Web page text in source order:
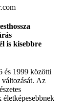
is kisebbre
és 1999 közötti
változását. Az
életképesebbnek